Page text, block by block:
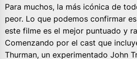
Para muchos, la más icónica de
peor. Lo que podemos confirmar
este filme es el mejor puntuado y
Comenzando por el cast que
Thurman, un experimentado John